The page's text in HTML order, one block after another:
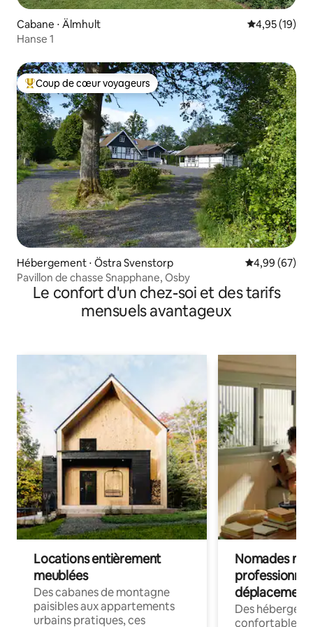
Cabane ⋅ Älmhult Évaluation
4,95 (19)
Hanse 1
Coups de cœur voyageurs les plus appréciés
Coup de cœur voyageurs
Hébergement ⋅ Östra Svenstorp Évaluation
4,99 (67)
Pavillon de chasse Snapphane, Osby
Le confort d'un chez-soi et des tarifs
mensuels avantageux
Locations entièrement
meublées
Des cabanes de montagne
paisibles aux appartements
urbains pratiques, ces
Nomades
déplacement
Des
confortables